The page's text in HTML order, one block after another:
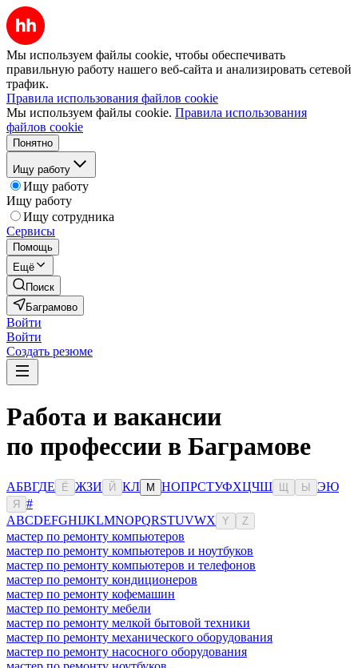
Мы используем файлы cookie, чтобы обеспечивать
правильную работу нашего веб-сайта и анализировать сетевой
трафик.
Правила использования файлов cookie
Мы используем файлы cookie. Правила использования
файлов cookie
Понятно
Ищу работу
Ищу работу
Ищу работу
Ищу сотрудника
Сервисы
Помощь
Ещё
Поиск
Баграмово
Войти
Войти
Создать резюме
Работа и вакансии
по профессии в Баграмове
АБВГДЕ Ё ЖЗИ Й КЛ М НОПРСТУФХЦЧШ Ы ЭЮ
Я
#
ABCDEFGHIJKLMNOPQRSTUVWX Y Z
мастер по ремонту компьютеров
мастер по ремонту компьютеров и ноутбуков
мастер по ремонту компьютеров и телефонов
мастер по ремонту кондиционеров
мастер по ремонту кофемашин
мастер по ремонту мебели
мастер по ремонту мелкой бытовой техники
мастер по ремонту механического оборудования
мастер по ремонту насосного оборудования